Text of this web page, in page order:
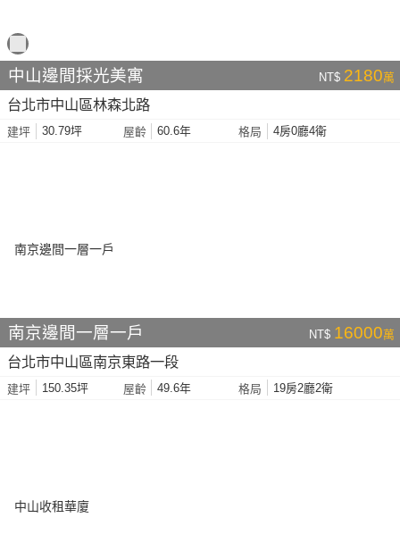
中山邊間採光美寓 NT$ 2180萬
台北市中山區林森北路
建坪 30.79坪 屋齡 60.6年 格局 4房0廳4衛
南京邊間一層一戶 NT$ 16000萬
台北市中山區南京東路一段
建坪 150.35坪 屋齡 49.6年 格局 19房2廳2衛